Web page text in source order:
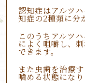
認知症はアルツ
知症の2種類に分
このうちアルツ
によく咀嚼し、
できます。
また虫歯を治療
噛める状態になり